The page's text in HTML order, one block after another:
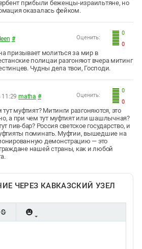
прибыли беженцы-израильтяне, но
оказалась фейком.
0
0
Оценить:
#
призывает молиться за мир в
полицаи разгоняют вчера митинг
Чудны дела твои, Господи.
0
0
Оценить:
11:29 matha #
муфтият? Митинги разгоняются, это
а при чем тут муфтият или шашлычная?
пив-бар? Россия светское государство, и
поминать. Муфтии, вышедшие на
демонстрацию — это
нашей страны, как и любой
ЧЕРЕЗ КАВКАЗСКИЙ УЗЕЛ